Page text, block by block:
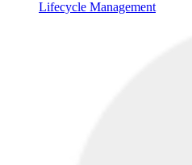
Lifecycle Management